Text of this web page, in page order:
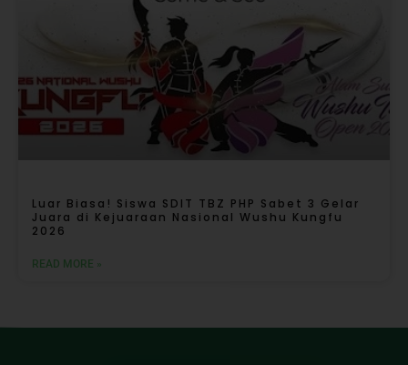
Luar Biasa! Siswa SDIT TBZ PHP Sabet 3 Gelar
Juara di Kejuaraan Nasional Wushu Kungfu
2026
READ MORE »